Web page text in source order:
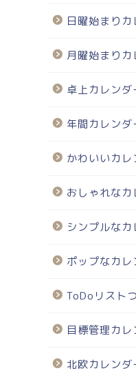
日曜始まりカ
月曜始まりカ
卓上カレンダ
年間カレンダ
かわいいカレ
おしゃれなカ
シンプルなカ
ポップなカレ
ToDoリスト
目標管理カレ
北欧カレンダ